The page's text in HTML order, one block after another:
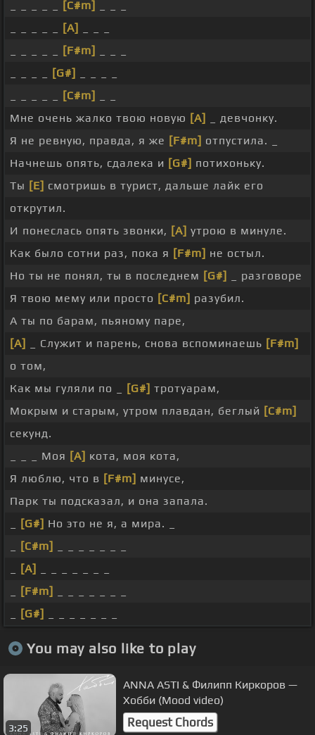
[C#m]
[A]
[F#m]
[G#]
[C#m]
Мне очень жалко твою новую [A]
_ девчонку.
Я не ревную, правда, я же [F#m] отпустила. _
Начнешь опять, сдалека и [G#] потихоньку.
Ты [E] смотришь в турист, дальше лайк его
открутил.
И понеслась опять звонки, [A] утрою в минуле.
Как было сотни раз, пока я [F#m] не остыл.
Но ты не понял, ты в последнем [G#]
_ разговоре
Я твою мему или просто [C#m] разубил.
А ты по барам, пьяному паре,
[A]
_ Служит и парень, снова вспоминаешь [F#m]
о том,
Как мы гуляли по _
[G#] тротуарам,
Мокрым и старым, утром плавдан, беглый [C#m]
секунд.
_ _ _ Моя [A] кота, моя кота,
Я люблю, что в [F#m] минусе,
Парк ты подсказал, и она запала.
[G#] Но это не я, а мира. _
[C#m]
[A]
[F#m]
[G#]
You may also like to play
3:25
ANNA ASTI & Филипп Киркоров —
Хобби (Mood video)
Request Chords